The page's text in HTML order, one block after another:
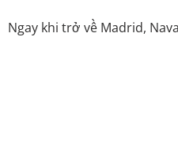
Ngay khi trở về Madrid,